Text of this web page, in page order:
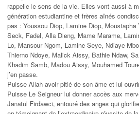
rappelle le sens de la vie. Elles vont aussi à
génération estudiantine et frères aînés
pas : Youssou Diop, Lamine Diop,
Seck, Fadel, Alla Dieng, Mame Marame,
Lo, Mansour Ngom, Lamine Seye, Ndiaye
Thierno Ndoye, Malick Aissy, Bathie Ndaw,
Khadim Samb, Madou Aissy, Mouhamed
j’en passe.
Puisse Allah avoir pitié de son âme et lui
Puisse Le Seigneur lui donner accès aux
Janatul Firdawci, entouré des anges qui